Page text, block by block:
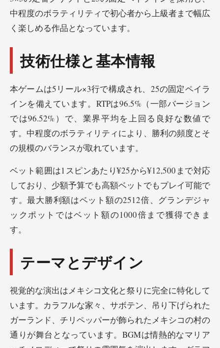
中程度のボラティリティで初心者から上級者まで幅広
く楽しめる作品となっています。
技術仕様と基本情報
本ゲームは5リール×3行で構成され、25の固定ペイラ
インを備えています。RTPは96.5%（一部バージョン
では96.52%）で、業界平均を上回る良好な数値で
す。中程度のボラティリティにより、勝利の頻度とそ
の規模のバランスが取れています。
ベット範囲は1スピンあたり¥25から¥12,500まで対応
しており、少額予算でも高額ベットでもプレイ可能で
す。最大勝利額はベット額の2512倍、グランデジャ
ックポットではベット額の1000倍まで獲得できま
す。
テーマとデザイン
視覚的な演出はメキシコ文化と祭りに完全に特化して
います。カラフルな家々、サボテン、吊り下げられた
ガーランド、チリペッパーが飾られたメキシコの村の
通りが舞台となっています。BGMは情熱的なマリア